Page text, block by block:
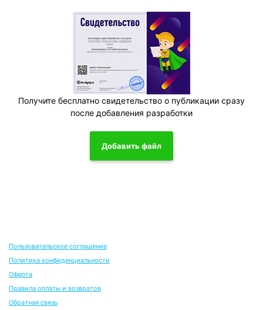
Получите бесплатно свидетельство о публикации сразу
после добавления разработки
Добавить файл
Пользовательское соглашение
Политика конфиденциальности
Оферта
Правила оплаты и возвратов
Обратная связь